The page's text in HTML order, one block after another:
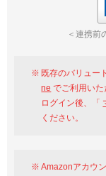
＜連携前
既存のバリュー
ne でご利用いた
ログイン後、「
ください。
Amazonアカウ